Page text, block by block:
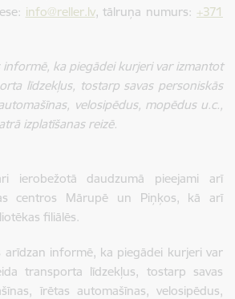
info@reller.lv, tālruņa numurs: +371
informē, ka piegādei kurjeri var izmantot
līdzekļus, tostarp savas personiskās
velosipēdus, mopēdus u.c.,
izplatīšanas reizē.
ierobežotā daudzumā pieejami arī
centros Mārupē un Piņķos, kā arī
filiālēs.
arīdzan informē, ka piegādei kurjeri var
transporta līdzekļus, tostarp savas
īrētas automašīnas, velosipēdus,